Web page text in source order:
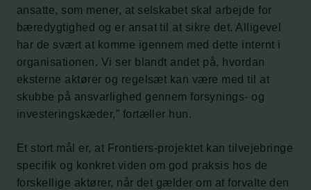
ansatte, som mener, at selskabet skal arbejde for
bæredygtighed og er ansat til at sikre det. Alligevel
har de svært at komme igennem med dette internt i
organisationen. Vi ser blandt andet på, hvordan
eksterne aktører og regelsæt kan være med til at
skubbe på ansvarlighed gennem forsynings- og
investeringskæder,” fortæller hun.
Et stort mål er, at Frontiers-projektet kan tilvejebringe
specifik og konkret viden om god praksis hos de
forskellige aktører, når det gælder om at forvalte den